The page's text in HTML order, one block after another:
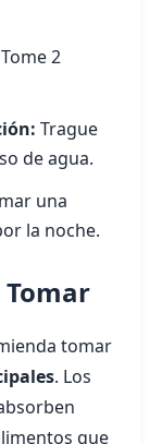
Tome 2
Trague
de agua.
una
la noche.
tomar
. Los
que